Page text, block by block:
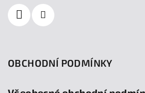
OBCHODNÍ PODMÍNKY